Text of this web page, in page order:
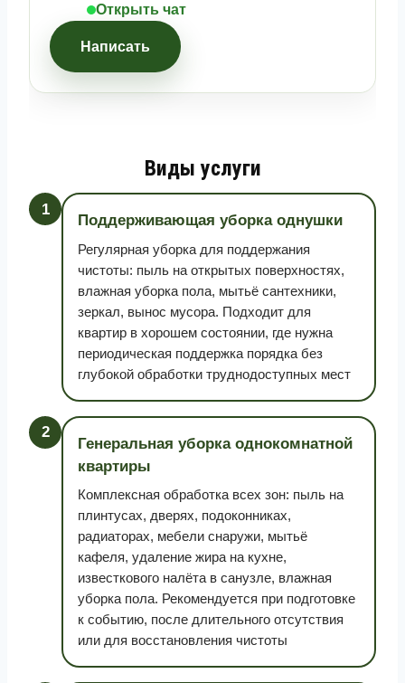
Открыть чат
Написать
Виды услуги
1
Поддерживающая уборка однушки
Регулярная уборка для поддержания
чистоты: пыль на открытых поверхностях,
влажная уборка пола, мытьё сантехники,
зеркал, вынос мусора. Подходит для
квартир в хорошем состоянии, где нужна
периодическая поддержка порядка без
глубокой обработки труднодоступных мест
2
Генеральная уборка однокомнатной
квартиры
Комплексная обработка всех зон: пыль на
плинтусах, дверях, подоконниках,
радиаторах, мебели снаружи, мытьё
кафеля, удаление жира на кухне,
известкового налёта в санузле, влажная
уборка пола. Рекомендуется при подготовке
к событию, после длительного отсутствия
или для восстановления чистоты